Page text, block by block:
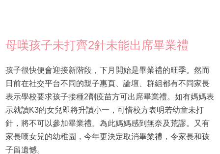
母嘆孩子未打齊2針未能出席畢業禮
孩子很快便會迎接新階段，下月開始是畢業禮的旺季。然而
日前在社交平台不同的親子惠頁、論壇、群組都有不同家長
表示學校要求孩子接種2劑疫苗方可出席畢業禮。如有媽媽表
示就讀K3的女兒即將升讀小一，可惜校方表明若幼童未打
針，將不可以參加畢業禮。為此媽媽感到無奈及荒謬。又有
家長嘆女兒的幼稚園，今年更決定取消畢業禮，令家長和孩
子留遺憾。